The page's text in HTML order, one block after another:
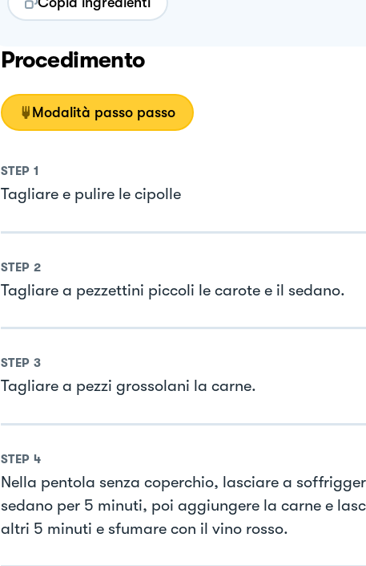
Procedimento
Modalità passo passo
STEP 1
Tagliare e pulire le cipolle
STEP 2
Tagliare a pezzettini piccoli le carote e il sedano.
STEP 3
Tagliare a pezzi grossolani la carne.
STEP 4
Nella pentola senza coperchio, lasciare a
sedano per 5 minuti, poi aggiungere la carne e
altri 5 minuti e sfumare con il vino rosso.